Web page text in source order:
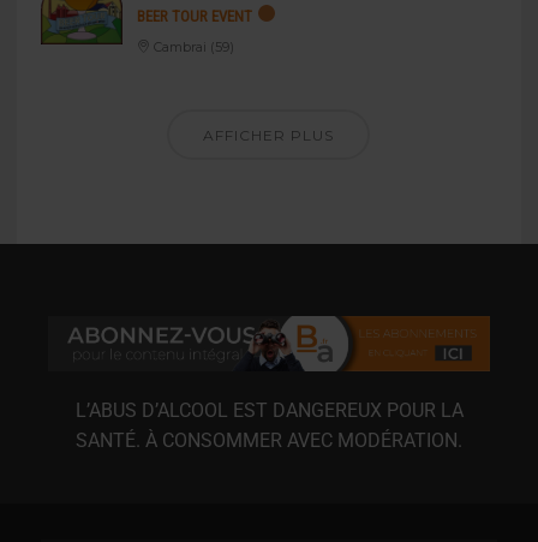
BEER TOUR EVENT
Cambrai (59)
AFFICHER PLUS
L’ABUS D’ALCOOL EST DANGEREUX POUR LA
SANTÉ. À CONSOMMER AVEC MODÉRATION.